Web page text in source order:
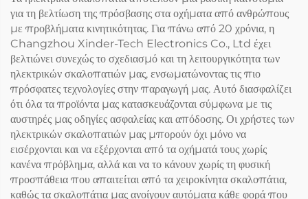
για τη βελτίωση της πρόσβασης στα οχήματα από ανθρώπους
με προβλήματα κινητικότητας. Για πάνω από 20 χρόνια, η
Changzhou Xinder-Tech Electronics Co., Ltd έχει
βελτιώνει συνεχώς το σχεδιασμό και τη λειτουργικότητα των
ηλεκτρικών σκαλοπατιών μας, ενσωματώνοντας τις πιο
πρόσφατες τεχνολογίες στην παραγωγή μας. Αυτό διασφαλίζει
ότι όλα τα προϊόντα μας κατασκευάζονται σύμφωνα με τις
αυστηρές μας οδηγίες ασφαλείας και απόδοσης. Οι χρήστες των
ηλεκτρικών σκαλοπατιών μας μπορούν όχι μόνο να
εισέρχονται και να εξέρχονται από τα οχήματά τους χωρίς
κανένα πρόβλημα, αλλά και να το κάνουν χωρίς τη φυσική
προσπάθεια που απαιτείται από τα χειροκίνητα σκαλοπάτια,
καθώς τα σκαλοπάτια μας ανοίγουν αυτόματα κάθε φορά που